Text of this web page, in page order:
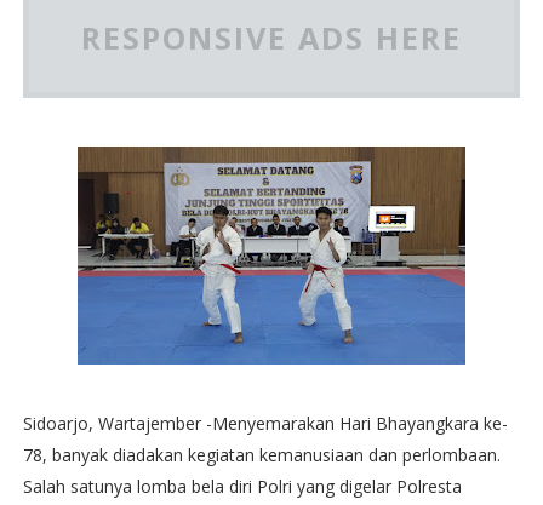
RESPONSIVE ADS HERE
Sidoarjo, Wartajember -Menyemarakan Hari Bhayangkara ke-
78, banyak diadakan kegiatan kemanusiaan dan perlombaan.
Salah satunya lomba bela diri Polri yang digelar Polresta